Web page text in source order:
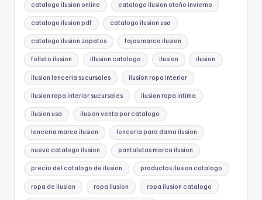
catalogo ilusion online catalogo ilusion otoño invierno
catalogo ilusion pdf catalogo ilusion usa
catalogo ilusion zapatos fajas marca ilusion
folleto ilusion illusion catalogo ilusion ilusion
ilusion lenceria sucursales ilusion ropa interior
ilusion ropa interior sucursales ilusion ropa intima
ilusion usa ilusion venta por catalogo
lenceria marca ilusion lenceria para dama ilusion
nuevo catalogo ilusion pantaletas marca ilusion
precio del catalogo de ilusion productos ilusion catalogo
ropa de ilusion ropa ilusion ropa ilusion catalogo